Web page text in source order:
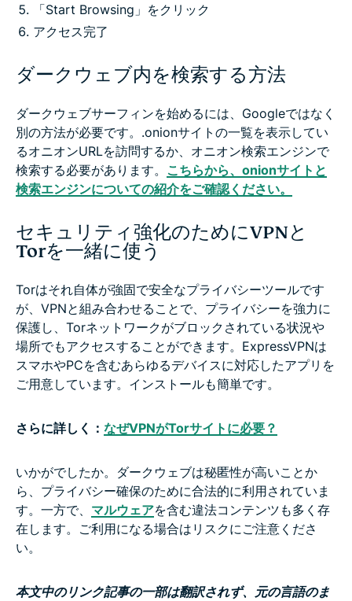
「Start Browsing」をクリック
アクセス完了
ダークウェブ内を検索する方法
ダークウェブサーフィンを始めるには、Googleではなく
別の方法が必要です。.onionサイトの一覧を表示してい
るオニオンURLを訪問するか、オニオン検索エンジンで
検索する必要があります。 こちらから、onionサイトと
検索エンジンについての紹介をご確認ください。
セキュリティ強化のためにVPNと
Torを一緒に使う
Torはそれ自体が強固で安全なプライバシーツールです
が、VPNと組み合わせることで、プライバシーを強力に
保護し、Torネットワークがブロックされている状況や
場所でもアクセスすることができます。ExpressVPNは
スマホやPCを含むあらゆるデバイスに対応したアプリを
ご用意しています。インストールも簡単です。
さらに詳しく： なぜVPNがTorサイトに必要？
いかがでしたか。ダークウェブは秘匿性が高いことか
ら、プライバシー確保のために合法的に利用されていま
す。一方で、 マルウェアを含む違法コンテンツも多く存
在します。ご利用になる場合はリスクにご注意くださ
い。
本文中のリンク記事の一部は翻訳されず、元の言語のま